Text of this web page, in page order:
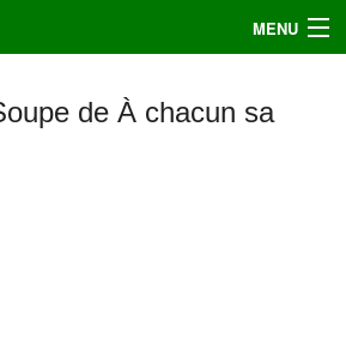
MENU
de À chacun sa